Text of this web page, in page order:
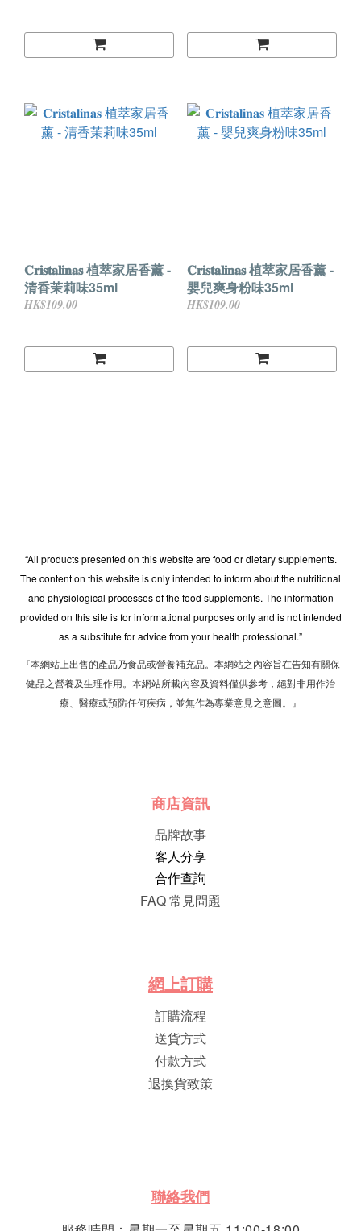
𝐂𝐫𝐢𝐬𝐭𝐚𝐥𝐢𝐧𝐚𝐬 植萃家居香薰 -
清香茉莉味35ml
HK$109.00
𝐂𝐫𝐢𝐬𝐭𝐚𝐥𝐢𝐧𝐚𝐬 植萃家居香薰 -
嬰兒爽身粉味35ml
HK$109.00
“All products presented on this website are food or dietary supplements.
The content on this website is only intended to inform about the nutritional
and physiological processes of the food supplements. The information
provided on this site is for informational purposes only and is not intended
as a substitute for advice from your health professional.”
『本網站上出售的產品乃食品或營養補充品。本網站之內容旨在告知有關保
健品之營養及生理作用。本網站所載內容及資料僅供參考，絕對非用作治
療、醫療或預防任何疾病，並無作為專業意見之意圖。』
商店資訊
品牌故事
客人分享
合作查詢
FAQ 常見問題
網上訂購
訂購流程
送貨方式
付款方式
退換貨致策
聯絡我們